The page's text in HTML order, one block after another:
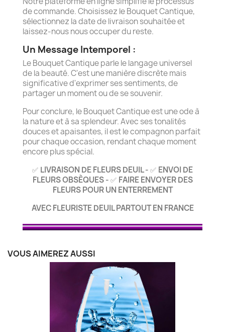
de commande. Choisissez le Bouquet Cantique,
sélectionnez la date de livraison souhaitée et
laissez-nous nous occuper du reste.
Un Message Intemporel :
Le Bouquet Cantique parle le langage universel
de la beauté. C'est une manière discrète mais
significative d'exprimer ses sentiments, de
partager un moment ou de se souvenir.
Pour conclure, le Bouquet Cantique est une ode à
la nature et à sa splendeur. Avec ses tonalités
douces et apaisantes, il est le compagnon parfait
pour chaque occasion, rendant chaque moment
encore plus spécial.
✅ LIVRAISON DE FLEURS DEUIL - ✅ ENVOI DE
FLEURS OBSÈQUES - ✅ FAIRE ENVOYER DES
FLEURS POUR UN ENTERREMENT
AVEC FLEURISTE DEUIL PARTOUT EN FRANCE
VOUS AIMEREZ AUSSI